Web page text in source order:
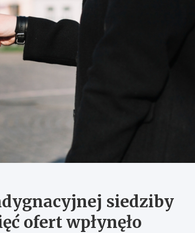
siedziby
ofert wpłynęło